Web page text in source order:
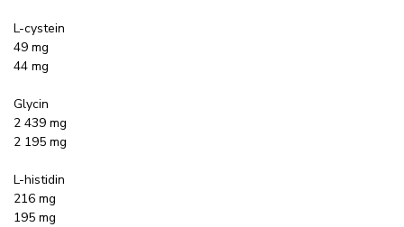
L-cystein
49 mg
44 mg
Glycin
2 439 mg
2 195 mg
L-histidin
216 mg
195 mg